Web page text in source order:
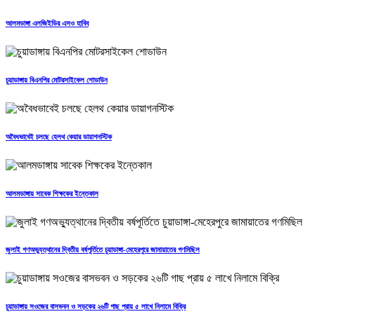
আলমডাঙ্গা এলজিইডির এসও হাবিব
চুয়াডাঙ্গায় বিএনপির মোটরসাইকেল শোডাউন
অবৈধভাবেই চলছে হেলথ কেয়ার ডায়াগনস্টিক
আলমডাঙ্গায় সাবেক শিক্ষকের ইন্তেকাল
জুলাই গণঅভ্যুত্থানের দ্বিতীয় বর্ষপূর্তিতে চুয়াডাঙ্গা-মেহেরপুরে জামায়াতের গণমিছিল
চুয়াডাঙ্গায় সওজের বাসভবন ও সড়কের ২৬টি গাছ প্রায় ৫ লাখে নিলামে বিক্রি